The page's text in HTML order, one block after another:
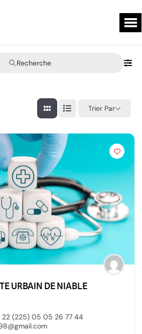
Recherche
Trier Par
URBAIN DE NIABLE
22 (225) 05 05 26 77 44